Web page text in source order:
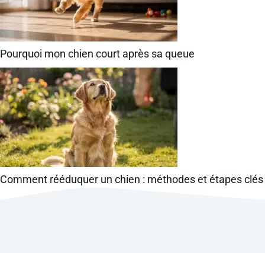
Pourquoi mon chien court après sa queue
Comment rééduquer un chien : méthodes et étapes clés